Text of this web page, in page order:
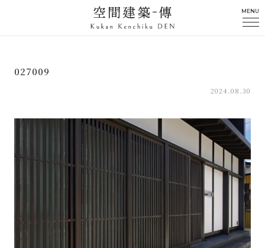
MENU
027009
2024.08.30